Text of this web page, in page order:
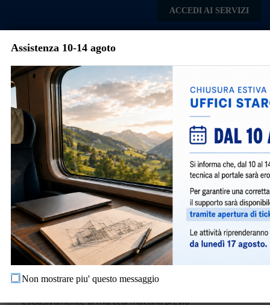
ACCEDI AI SERVIZI
Menu
Avvisi e Notizie
Orario ricevimento su
appuntamento per
informazioni tecniche
86 | giugno 26, 2026 | General ,Notizie |
Si avvisa che, a partire dal 15/07/2026 fino al
15/09/2026 compreso, il ricevimento su
appuntamento per i tecnici dell’Ufficio Comunale sarà
esclusivamente di martedì mattina previo
Assistenza 10-14 agoto
Non mostrare piu' questo messaggio